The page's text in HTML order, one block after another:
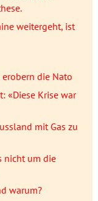
weitergeht, ist
erobern die Nato
«Diese Krise war
mit Gas zu
nicht um die
warum?